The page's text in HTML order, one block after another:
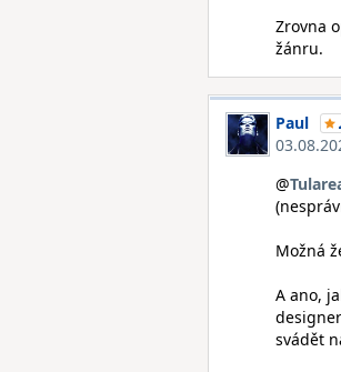
Zrovna
žánru.
Paul
@
Možná
A ano,
svádět